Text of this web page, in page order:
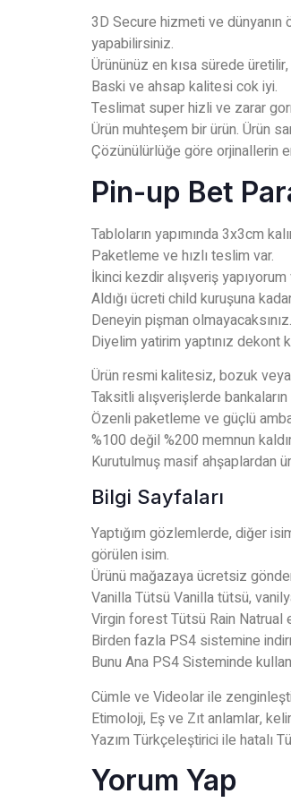
3D Secure hizmeti ve
yapabilirsiniz.
Ürününüz en kısa sürede
Baski ve ahsap kalitesi cok iyi.
Teslimat super hizli ve zarar
Ürün muhteşem bir ürün. Ürün
Çözünülürlüğe göre orjinallerin
Pin-up Bet
Tabloların yapımında 3x3cm
Paketleme ve hızlı teslim var.
İkinci kezdir alışveriş
Aldığı ücreti child kuruşuna
Deneyin pişman olmayacaksınız.
Diyelim yatirim yaptınız dekont
Ürün resmi kalitesiz, bozuk
Taksitli alışverişlerde
Özenli paketleme ve güçlü
%100 değil %200 memnun
Kurutulmuş masif ahşaplardan
Bilgi Sayfaları
Yaptığım gözlemlerde, diğer
görülen isim.
Ürünü mağazaya ücretsiz
Vanilla Tütsü Vanilla tütsü,
Virgin forest Tütsü Rain Natrual
Birden fazla PS4 sistemine
Bunu Ana PS4 Sisteminde
Cümle ve Videolar ile
Etimoloji, Eş ve Zıt anlamlar,
Yazım Türkçeleştirici ile hatalı
Yorum Yap